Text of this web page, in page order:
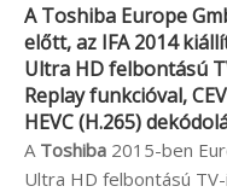
AToshiba Europe
előtt, az IFA 2014
Ultra HD felbontású
Replay funkcióval,
HEVC (H.265)
A Toshiba 2015-ben
Ultra HD felbontású